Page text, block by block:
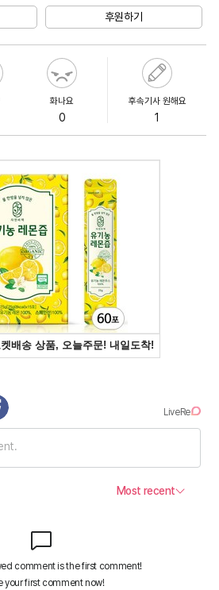
후원하기
화나요
0
후속기사 원해요
1